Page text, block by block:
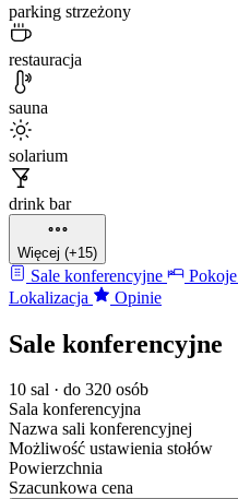
parking strzeżony
restauracja
sauna
solarium
drink bar
Więcej (+15)
Sale konferencyjne Pokoje
Lokalizacja
Opinie
Sale konferencyjne
10 sal · do 320 osób
Sala konferencyjna
Nazwa sali konferencyjnej
Możliwość ustawienia stołów
Powierzchnia
Szacunkowa cena